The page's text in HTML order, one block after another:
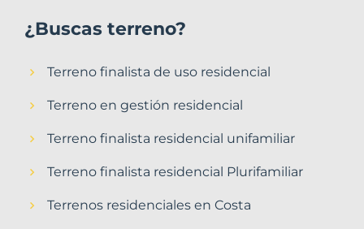
¿Buscas terreno?
Terreno finalista de uso residencial
Terreno en gestión residencial
Terreno finalista residencial unifamiliar
Terreno finalista residencial Plurifamiliar
Terrenos residenciales en Costa